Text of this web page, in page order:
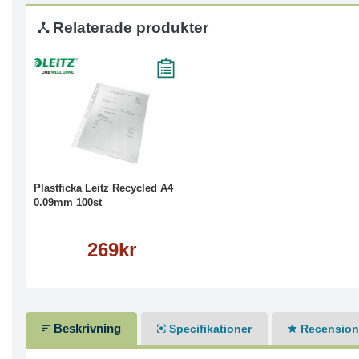
Relaterade produkter
Plastficka Leitz Recycled A4
0.09mm 100st
269kr
Köp Läs mer
Beskrivning Specifikationer